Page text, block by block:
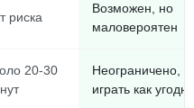
риска
Возможен, но
маловероятен
20-30
Неограничено,
играть как угодно